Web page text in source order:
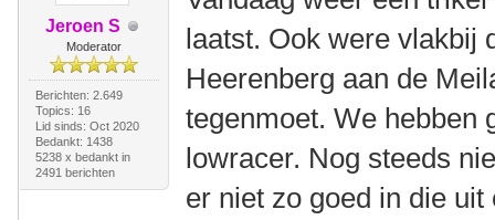
Jeroen S
Moderator
Berichten: 2.649
Topics: 16
Lid sinds: Oct 2020
Bedankt: 1438
5238 x bedankt in
2491 berichten
laatst. Ook were vlakbij
Heerenberg aan de
tegenmoet. We hebben
lowracer. Nog steeds
er niet zo goed in die